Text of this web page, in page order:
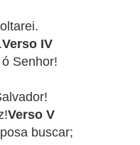
Verso IV
Senhor!
Verso V
buscar;